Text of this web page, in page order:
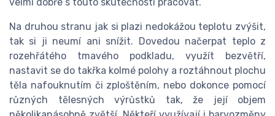
Na druhou stranu jak si plazi nedokážou teplotu zvýšit,
tak si ji neumí ani snížit. Dovedou načerpat teplo z
rozehřátého tmavého podkladu, využít bezvětří,
nastavit se do takřka kolmé polohy a roztáhnout plochu
těla nafouknutím či zploštěním, nebo dokonce pomocí
různých tělesných výrůstků tak, že její objem